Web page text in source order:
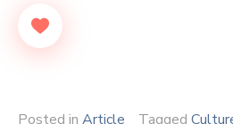
Posted in Article Tagged